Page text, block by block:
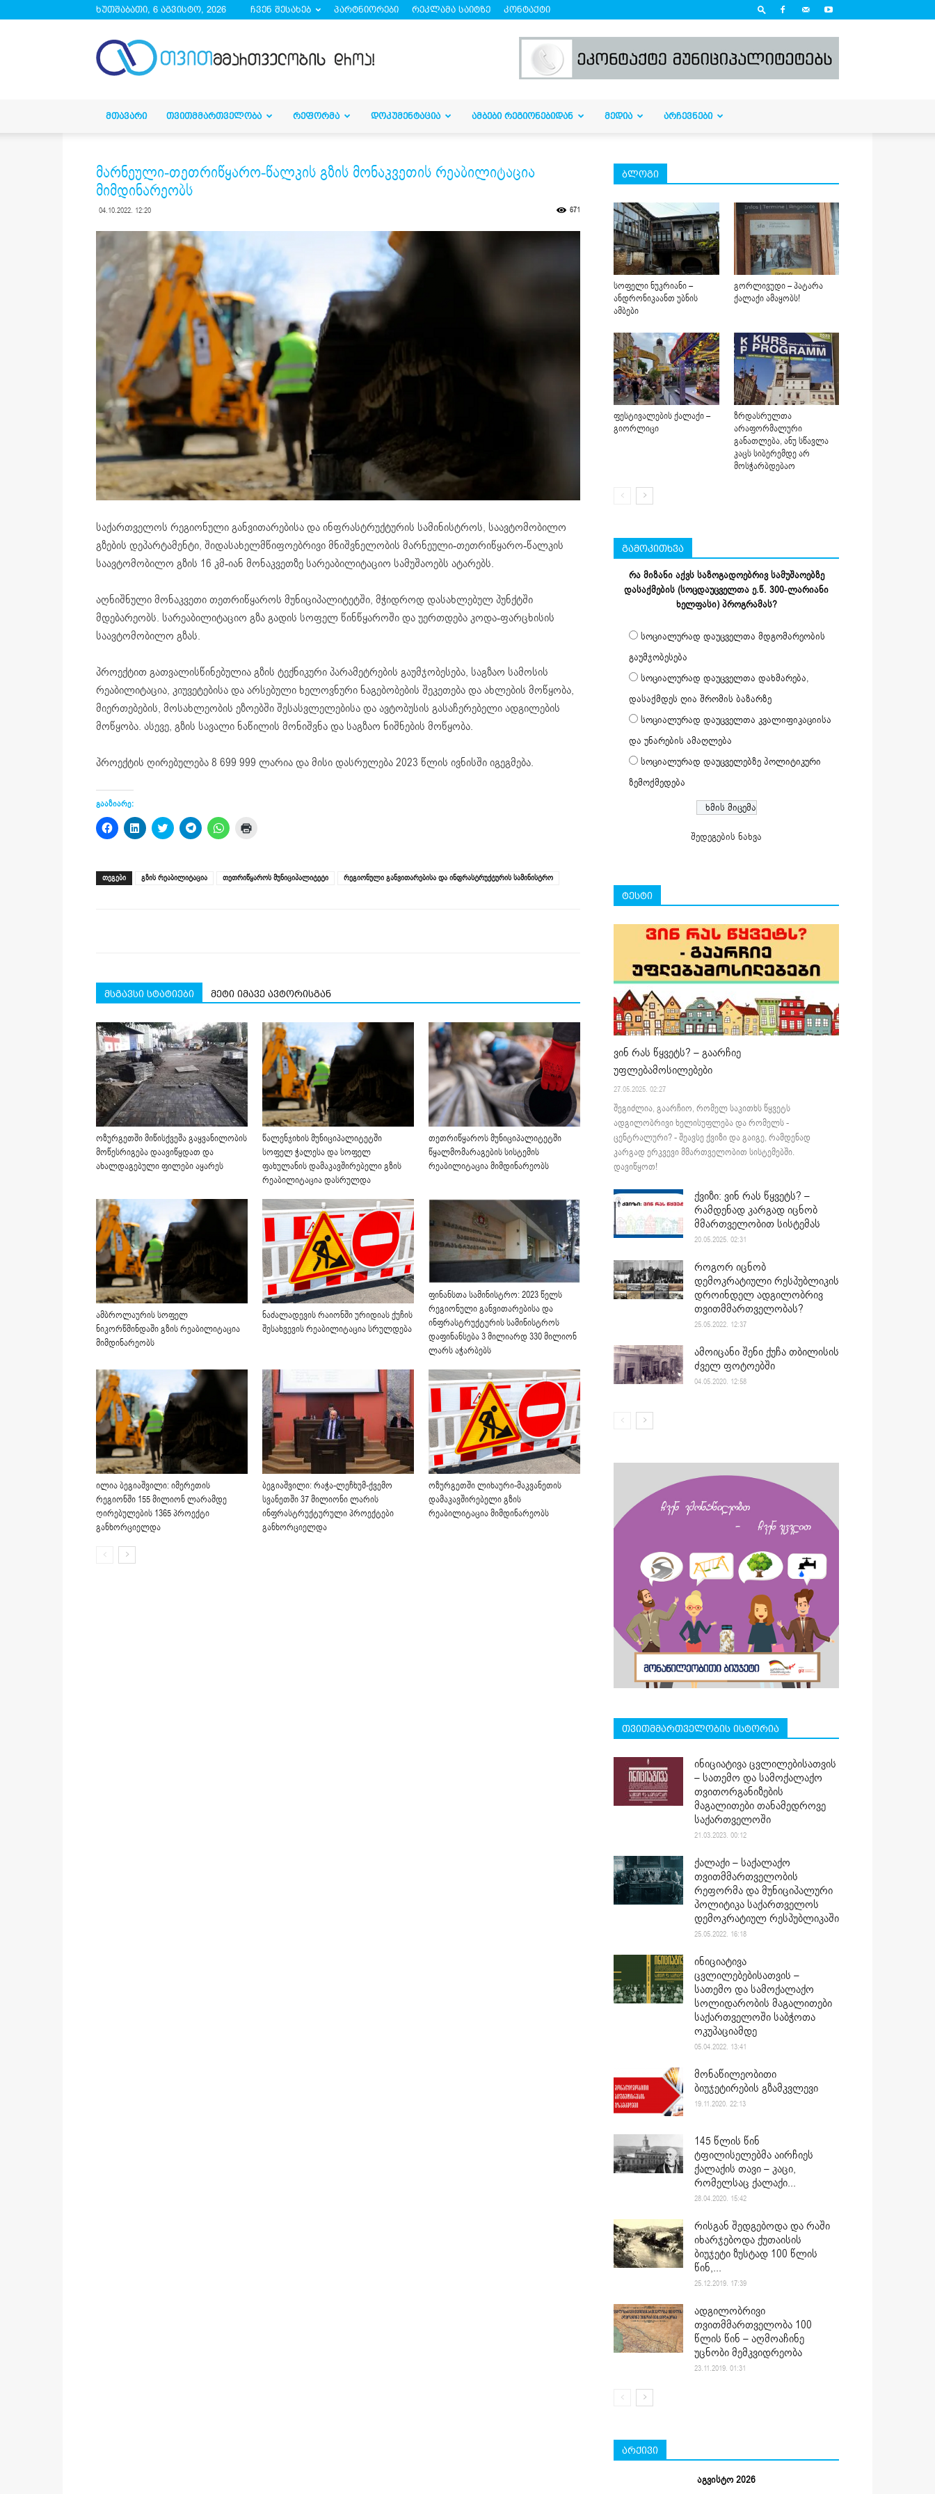
ხუთშაბათი, 6 აგვისტო, 2026 ჩვენ შესახებ პარტნიორები რეკლამა საიტზე კონტაქტი
ᲛᲗᲐᲕᲐᲠᲘ ᲗᲕᲘᲗᲛᲛᲐᲠᲗᲕᲔᲚᲝᲑᲐ ᲠᲔᲤᲝᲠᲛᲐ ᲓᲝᲙᲣᲛᲔᲜᲢᲐᲪᲘᲐ ᲐᲛᲑᲔᲑᲘ ᲠᲔᲒᲘᲝᲜᲔᲑᲘᲓᲐᲜ ᲛᲔᲓᲘᲐ ᲐᲠᲩᲔᲕᲜᲔᲑᲘ
მარნეული-თეთრიწყარო-წალკის გზის მონაკვეთის რეაბილიტაცია
მიმდინარეობს
04.10.2022. 12:20 671
საქართველოს რეგიონული განვითარებისა და ინფრასტრუქტურის სამინისტროს, საავტომობილო
გზების დეპარტამენტი, შიდასახელმწიფოებრივი მნიშვნელობის მარნეული-თეთრიწყარო-წალკის
საავტომობილო გზის 16 კმ-იან მონაკვეთზე სარეაბილიტაციო სამუშაოებს ატარებს.
აღნიშნული მონაკვეთი თეთრიწყაროს მუნიციპალიტეტში, მჭიდროდ დასახლებულ პუნქტში
მდებარეობს. სარეაბილიტაციო გზა გადის სოფელ წინწყაროში და უერთდება კოდა-ფარცხისის
საავტომობილო გზას.
პროექტით გათვალისწინებულია გზის ტექნიკური პარამეტრების გაუმჯობესება, საგზაო სამოსის
რეაბილიტაცია, კიუვეტებისა და არსებული ხელოვნური ნაგებობების შეკეთება და ახლების მოწყობა,
მიერთებების, მოსახლეობის ეზოებში შესასვლელებისა და ავტობუსის გასაჩერებელი ადგილების
მოწყობა. ასევე, გზის სავალი ნაწილის მონიშვნა და საგზაო ნიშნების მოწყობა.
პროექტის ღირებულება 8 699 999 ლარია და მისი დასრულება 2023 წლის ივნისში იგეგმება.
გააზიარე:
Click
to
(Opens
in
new
Click
to
(Opens
in
Click
to
(Opens
in
Click
to
in
Click
to
(Opens
in
new
window)
ᲗᲔᲒᲔᲑᲘ გზის რეაბილიტაცია თეთრიწყაროს მუნიციპალიტეტი რეგიონული განვითარებისა და ინფრასტრუქტურის სამინისტრო
მსგავსი სტატიები მეტი იმავე ავტორისგან
ოზურგეთში მიწისქვეშა გაყვანილობის
მოწესრიგება დაავიწყდათ და
ახალდაგებული ფილები აყარეს
წალენჯიხის მუნიციპალიტეტში
სოფელ ჭალესა და სოფელ
ფახულანის დამაკავშირებელი გზის
რეაბილიტაცია დასრულდა
თეთრიწყაროს მუნიციპალიტეტში
წყალმომარაგების სისტემის
რეაბილიტაცია მიმდინარეობს
ამბროლაურის სოფელ
ნიკორწმინდაში გზის რეაბილიტაცია
მიმდინარეობს
ნაძალადევის რაიონში ურიდიას ქუჩის
შესახვევის რეაბილიტაცია სრულდება
ფინანსთა სამინისტრო: 2023 წელს
რეგიონული განვითარებისა და
ინფრასტრუქტურის სამინისტროს
დაფინანსება 3 მილიარდ 330 მილიონ
ლარს აჭარბებს
ილია ბეგიაშვილი: იმერეთის
რეგიონში 155 მილიონ ლარამდე
ღირებულების 1365 პროექტი
განხორციელდა
ბეგიაშვილი: რაჭა-ლეჩხუმ-ქვემო
სვანეთში 37 მილიონი ლარის
ინფრასტრუქტურული პროექტები
განხორციელდა
ოზურგეთში ლიხაური-მაკვანეთის
დამაკავშირებელი გზის
რეაბილიტაცია მიმდინარეობს
ბლოგი
სოფელი ნუკრიანი –
ანდრონიკაანთ უბნის
ამბები
გორლივუდი – პატარა
ქალაქი ამაყობს!
ფესტივალების ქალაქი –
გიორლიცი
ზრდასრულთა
არაფორმალური
განათლება, ანუ სწავლა
კაცს სიბერემდე არ
მოსჭარბდებაო
გამოკითხვა
რა მიზანი აქვს საზოგადოებრივ სამუშაოებზე
დასაქმების (სოცდაუცველთა ე.წ. 300-ლარიანი
ხელფასი) პროგრამას?
სოციალურად დაუცველთა მდგომარეობის
გაუმჯობესება
სოციალურად დაუცველთა დახმარება,
დასაქმდეს ღია შრომის ბაზარზე
სოციალურად დაუცველთა კვალიფიკაციისა
და უნარების ამაღლება
სოციალურად დაუცველებზე პოლიტიკური
ზემოქმედება
შედეგების ნახვა
ტესტი
ვინ რას წყვეტს? – გაარჩიე
უფლებამოსილებები
27.05.2025. 02:27
შეგიძლია, გაარჩიო, რომელ საკითხს წყვეტს
ადგილობრივი ხელისუფლება და რომელს -
ცენტრალური? - შეავსე ქვიზი და გაიგე, რამდენად
კარგად ერკვევი მმართველობით სისტემებში.
დავიწყოთ!
ქვიზი: ვინ რას წყვეტს? –
რამდენად კარგად იცნობ
მმართველობით სისტემას
20.05.2025. 02:31
როგორ იცნობ
დემოკრატიული რესპუბლიკის
დროინდელ ადგილობრივ
თვითმმართველობას?
25.05.2022. 12:37
ამოიცანი შენი ქუჩა თბილისის
ძველ ფოტოებში
04.05.2020. 12:58
თვითმმართველობის ისტორია
ინიციატივა ცვლილებისათვის
– სათემო და სამოქალაქო
თვითორგანიზების
მაგალითები თანამედროვე
საქართველოში
21.03.2023. 00:12
ქალაქი – საქალაქო
თვითმმართველობის
რეფორმა და მუნიციპალური
პოლიტიკა საქართველოს
დემოკრატიულ რესპუბლიკაში
25.05.2022. 16:18
ინიციატივა
ცვლილებებისათვის –
სათემო და სამოქალაქო
სოლიდარობის მაგალითები
საქართველოში საბჭოთა
ოკუპაციამდე
05.04.2022. 13:41
მონაწილეობითი
ბიუჯეტირების გზამკვლევი
19.11.2020. 22:13
145 წლის წინ
ტფილისელებმა აირჩიეს
ქალაქის თავი – კაცი,
რომელსაც ქალაქი...
28.04.2020. 15:42
რისგან შედგებოდა და რაში
იხარჯებოდა ქუთაისის
ბიუჯეტი ზუსტად 100 წლის
წინ,...
25.12.2019. 17:39
ადგილობრივი
თვითმმართველობა 100
წლის წინ – აღმოაჩინე
უცნობი მემკვიდრეობა
23.11.2019. 01:31
არქივი
აგვისტო 2026